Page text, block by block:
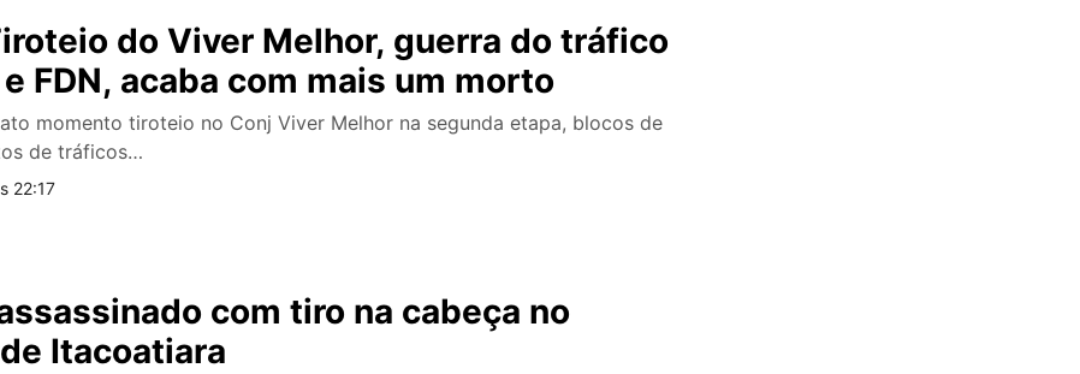
do Viver Melhor, guerra do tráfico
FDN, acaba com mais um morto
momento tiroteio no Conj Viver Melhor na segunda etapa, blocos de
de tráficos…
22:17
com tiro na cabeça no
Itacoatiara